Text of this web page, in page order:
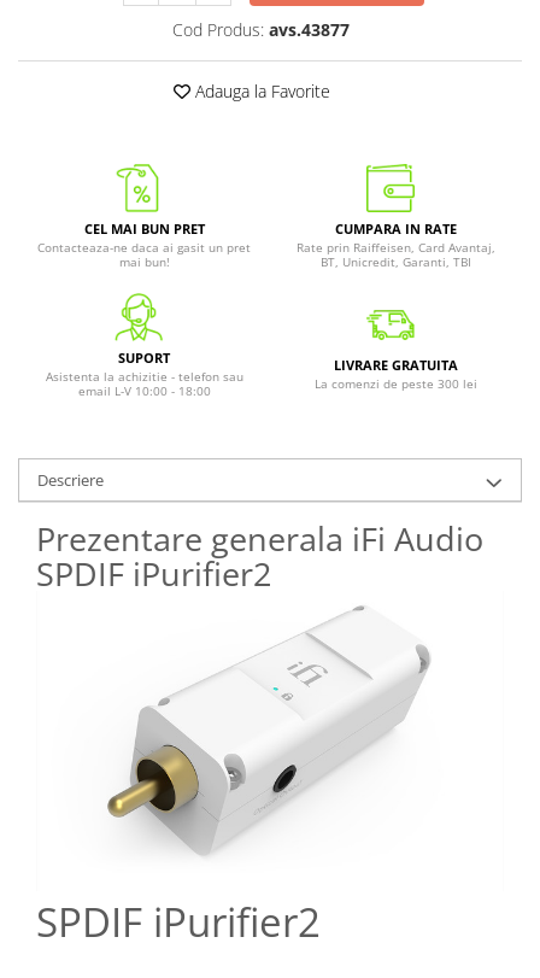
Cod Produs: avs.43877
Adauga la Favorite
CEL MAI BUN PRET
Contacteaza-ne daca ai gasit un pret
mai bun!
CUMPARA IN RATE
Rate prin Raiffeisen, Card Avantaj,
BT, Unicredit, Garanti, TBI
SUPORT
Asistenta la achizitie - telefon sau
email L-V 10:00 - 18:00
LIVRARE GRATUITA
La comenzi de peste 300 lei
Descriere
Prezentare generala iFi Audio
SPDIF iPurifier2
SPDIF iPurifier2